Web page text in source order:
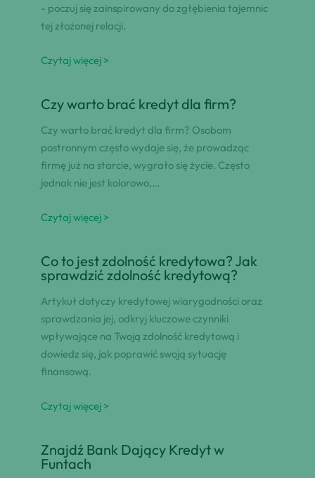
- poczuj się zainspirowany do zgłębienia tajemnic
tej złożonej relacji.
Czytaj więcej >
Czy warto brać kredyt dla firm?
Czy warto brać kredyt dla firm? Osobom
postronnym często wydaje się, że prowadząc
firmę już na starcie, wygrało się życie. Często
jednak nie jest kolorowo,…
Czytaj więcej >
Co to jest zdolność kredytowa? Jak
sprawdzić zdolność kredytową?
Artykuł dotyczy kredytowej wiarygodności oraz
sprawdzania jej, odkryj kluczowe czynniki
wpływające na Twoją zdolność kredytową i
dowiedz się, jak poprawić swoją sytuację
finansową.
Czytaj więcej >
Znajdź Bank Dający Kredyt w
Funtach